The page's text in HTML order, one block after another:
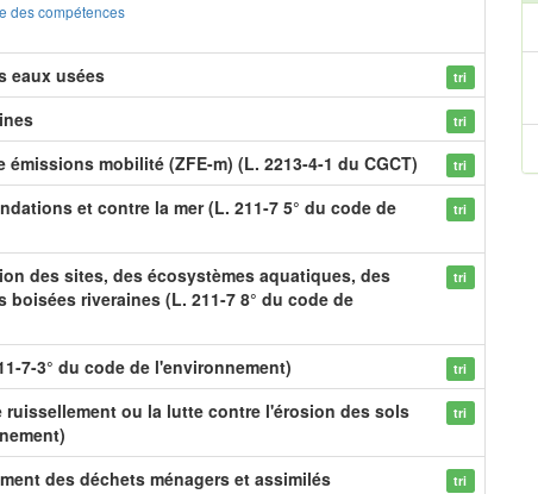
des compétences
eaux usées tri
tri
mobilité (ZFE-m) (L. 2213-4-1 du CGCT) tri
et contre la mer (L. 211-7 5° du code de
tri
des sites, des écosystèmes aquatiques, des
riveraines (L. 211-7 8° du code de
tri
7-3° du code de l'environnement) tri
ruissellement ou la lutte contre l'érosion des sols
tri
des déchets ménagers et assimilés tri